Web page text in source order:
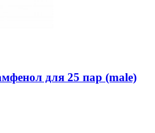
для 25 пар (male)